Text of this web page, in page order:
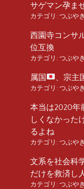
サゲマン孕ま
カテゴリ: つぶやき
西園寺コンサ
位互換
カテゴリ: つぶやき
属国 、宗主
カテゴリ: つぶやき
本当は2020年
しくなかった
るよね
カテゴリ: つぶやき
文系を社会科
だけを救済し
カテゴリ: つぶやき